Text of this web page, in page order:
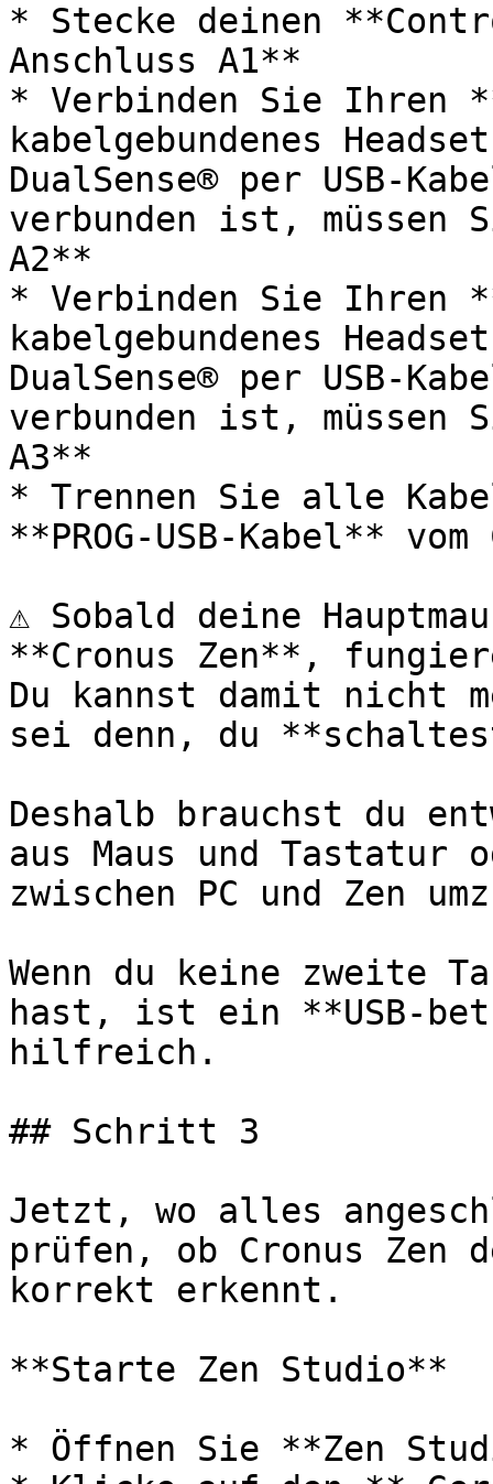
* Stecke deinen
Anschluss A1**
* Verbinden Sie Ihren
kabelgebundenes
DualSense® per
verbunden ist, müssen
A2**
* Verbinden Sie Ihren
kabelgebundenes
DualSense® per
verbunden ist, müssen
A3**
* Trennen Sie alle
**PROG-USB-Kabel**
⚠️ Sobald deine
**Cronus Zen**,
Du kannst damit nicht
sei denn, du
Deshalb brauchst du
aus Maus und Tastatur
zwischen PC und Zen
Wenn du keine zweite
hast, ist ein **USB-
hilfreich. ﻿
## Schritt 3
﻿Jetzt, wo alles
prüfen, ob Cronus Zen
korrekt erkennt.
**Starte Zen Studio**
* Öffnen Sie **Zen